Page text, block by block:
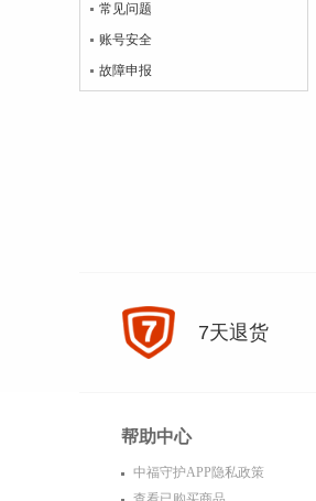
常见问题
账号安全
故障申报
7天退货
帮助中心
中福守护APP隐私政策